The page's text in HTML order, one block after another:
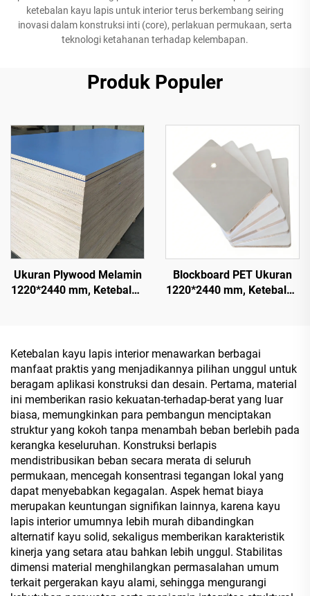
ketebalan kayu lapis untuk interior terus berkembang seiring
inovasi dalam konstruksi inti (core), perlakuan permukaan, serta
teknologi ketahanan terhadap kelembapan.
Produk Populer
Ukuran Plywood Melamin
1220*2440 mm, Ketebalan
Dekorasi Kabinet
Blockboard PET Ukuran
1220*2440 mm, Ketebalan
Tinggi dan Doff untuk
Dekorasi Kabinet
Ketebalan kayu lapis interior menawarkan berbagai
manfaat praktis yang menjadikannya pilihan unggul untuk
beragam aplikasi konstruksi dan desain. Pertama, material
ini memberikan rasio kekuatan-terhadap-berat yang luar
biasa, memungkinkan para pembangun menciptakan
struktur yang kokoh tanpa menambah beban berlebih pada
kerangka keseluruhan. Konstruksi berlapis
mendistribusikan beban secara merata di seluruh
permukaan, mencegah konsentrasi tegangan lokal yang
dapat menyebabkan kegagalan. Aspek hemat biaya
merupakan keuntungan signifikan lainnya, karena kayu
lapis interior umumnya lebih murah dibandingkan
alternatif kayu solid, sekaligus memberikan karakteristik
kinerja yang setara atau bahkan lebih unggul. Stabilitas
dimensi material menghilangkan permasalahan umum
terkait pergerakan kayu alami, sehingga mengurangi